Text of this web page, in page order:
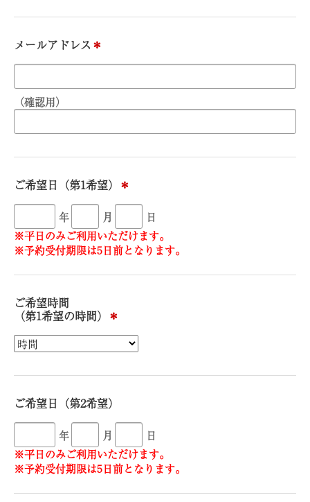
メールアドレス ＊
（確認用）
ご希望日（第1希望） ＊
年 月
日
※平日のみご利用いただけます。
※予約受付期限は5日前となります。
ご希望時間
（第1希望の時間） ＊
ご希望日（第2希望）
年 月
日
※平日のみご利用いただけます。
※予約受付期限は5日前となります。